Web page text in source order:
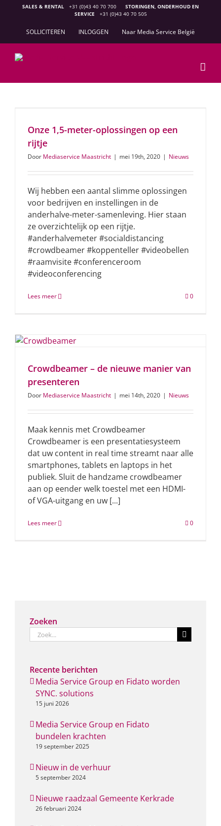
SALES & RENTAL +31 (0)43 40 70 700
STORINGEN, ONDERHOUD EN
SERVICE
+31 (0)43 40 70 505
SOLLICITEREN INLOGGEN Naar Media Service België
Onze 1,5-meter-oplossingen op een
rijtje
Door Mediaservice Maastricht | mei 19th, 2020 | Nieuws
Wij hebben een aantal slimme oplossingen
voor bedrijven en instellingen in de
anderhalve-meter-samenleving. Hier staan
ze overzichtelijk op een rijtje.
#anderhalvemeter #socialdistancing
#crowdbeamer #koppenteller #videobellen
#raamvisite #conferenceroom
#videoconferencing
Lees meer 0
Crowdbeamer – de nieuwe manier van
presenteren
Door Mediaservice Maastricht | mei 14th, 2020 | Nieuws
Maak kennis met Crowdbeamer
Crowdbeamer is een presentatiesysteem
dat uw content in real time streamt naar alle
smartphones, tablets en laptops in het
publiek. Sluit de handzame crowdbeamer
aan op eender welk toestel met een HDMI-
of VGA-uitgang en uw [...]
Lees meer 0
Zoeken
Zoeken
naar:
Recente berichten
Media Service Group en Fidato worden
SYNC. solutions
15 juni 2026
Media Service Group en Fidato
bundelen krachten
19 september 2025
Nieuw in de verhuur
5 september 2024
Nieuwe raadzaal Gemeente Kerkrade
26 februari 2024